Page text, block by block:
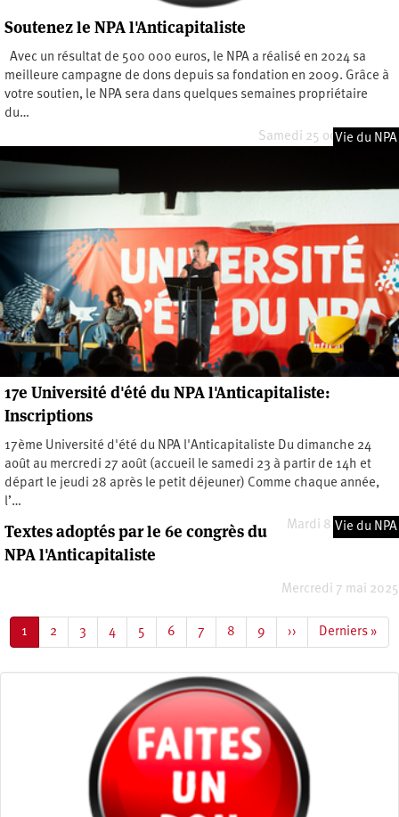
Soutenez le NPA l'Anticapitaliste
Avec un résultat de 500 000 euros, le NPA a réalisé en 2024 sa
meilleure campagne de dons depuis sa fondation en 2009. Grâce à
votre soutien, le NPA sera dans quelques semaines propriétaire
du…
Samedi 25 octobre 2025
Vie du NPA
17e Université d'été du NPA l'Anticapitaliste:
Inscriptions
17ème Université d'été du NPA l'Anticapitaliste Du dimanche 24
août au mercredi 27 août (accueil le samedi 23 à partir de 14h et
départ le jeudi 28 après le petit déjeuner) Comme chaque année,
l’…
Mardi 8 juillet 2025
Vie du NPA
Textes adoptés par le 6e congrès du
NPA l'Anticapitaliste
Mercredi 7 mai 2025
Page
courante
1 Page
2 Page
3 Page
4 Page
5 Page
6 Page
7 Page
8 Page
9
Page
suivante
››
Dernière
page
Derniers »